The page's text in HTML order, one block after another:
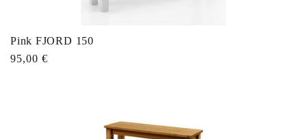
Pink FJORD 150
Tavahind
95,00 €